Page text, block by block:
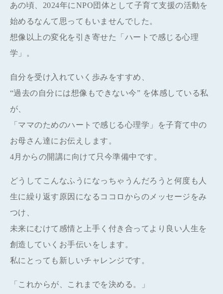
あの頃、2024年にNPO団体として子育て支援の活動を
始めるなんて思ってもいませんでした。
想像以上の変化を引き寄せた「ハートで感じる心理
学」。
自分を受け入れていく歩みをすすめ、
“過去の自分には想像もできない今” を体感している私
が、
「ママのためのハートで感じる心理学」を子育て中の
お母さん達にお伝えします。
4月からの開講に向けて只今準備中です。
どうしてこんなふうになっちゃうんだろうと何度も人
生に繰り返す原因になるココロからのメッセージをみ
つけ、
未来にむけて感情と上手く付き合ってより良い人生を
創造していくお手伝いをします。
私にとっても新しいチャレンジです。
「これからが、これまでを決める。」